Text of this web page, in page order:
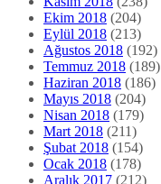
Ekim 2018 (204)
Eylül 2018 (213)
Ağustos 2018 (192)
Temmuz 2018 (189)
Haziran 2018 (186)
Mayıs 2018 (204)
Nisan 2018 (179)
Mart 2018 (211)
Şubat 2018 (154)
Ocak 2018 (178)
Aralık 2017 (212)